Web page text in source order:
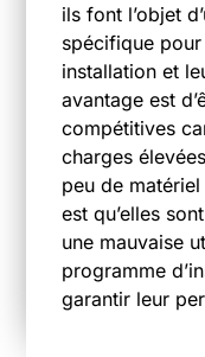
ils font l’objet
spécifique
installation et
avantage est
compétitives
charges
peu de
est qu’elles
une mauvaise
programme
garantir leur